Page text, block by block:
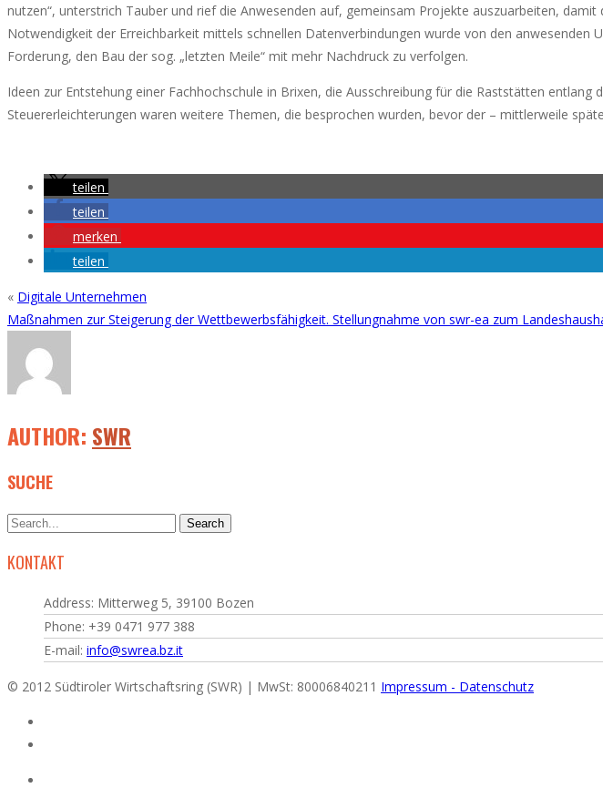
nutzen“, unterstrich Tauber und rief die Anwesenden auf, gemeinsam Projekte auszuarbeiten,
Notwendigkeit der Erreichbarkeit mittels schnellen Datenverbindungen wurde von den
Forderung, den Bau der sog. „letzten Meile“ mit mehr Nachdruck zu verfolgen.
Ideen zur Entstehung einer Fachhochschule in Brixen, die Ausschreibung für die Raststätten
Steuererleichterungen waren weitere Themen, die besprochen wurden, bevor der – mittlerweile
teilen
teilen
merken
teilen
« Digitale Unternehmen
Maßnahmen zur Steigerung der Wettbewerbsfähigkeit. Stellungnahme von swr-ea zum
AUTHOR: SWR
SUCHE
KONTAKT
Address: Mitterweg 5, 39100 Bozen
Phone: +39 0471 977 388
E-mail: info@swrea.bz.it
© 2012 Südtiroler Wirtschaftsring (SWR) | MwSt: 80006840211 Impressum - Datenschutz